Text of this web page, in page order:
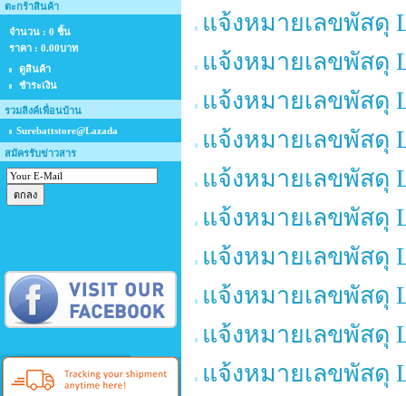
ตะกร้าสินค้า
จำนวน : 0 ชิ้น
ราคา : 0.00บาท
ดูสินค้า
ชำระเงิน
รวมลิงค์เพื่อนบ้าน
Surebattstore@Lazada
สมัครรับข่าวสาร
แจ้งหมายเลขพัสดุ
แจ้งหมายเลขพัสดุ
แจ้งหมายเลขพัสดุ
แจ้งหมายเลขพัสดุ
แจ้งหมายเลขพัสดุ
แจ้งหมายเลขพัสดุ
แจ้งหมายเลขพัสดุ
แจ้งหมายเลขพัสดุ
แจ้งหมายเลขพัสดุ
แจ้งหมายเลขพัสดุ